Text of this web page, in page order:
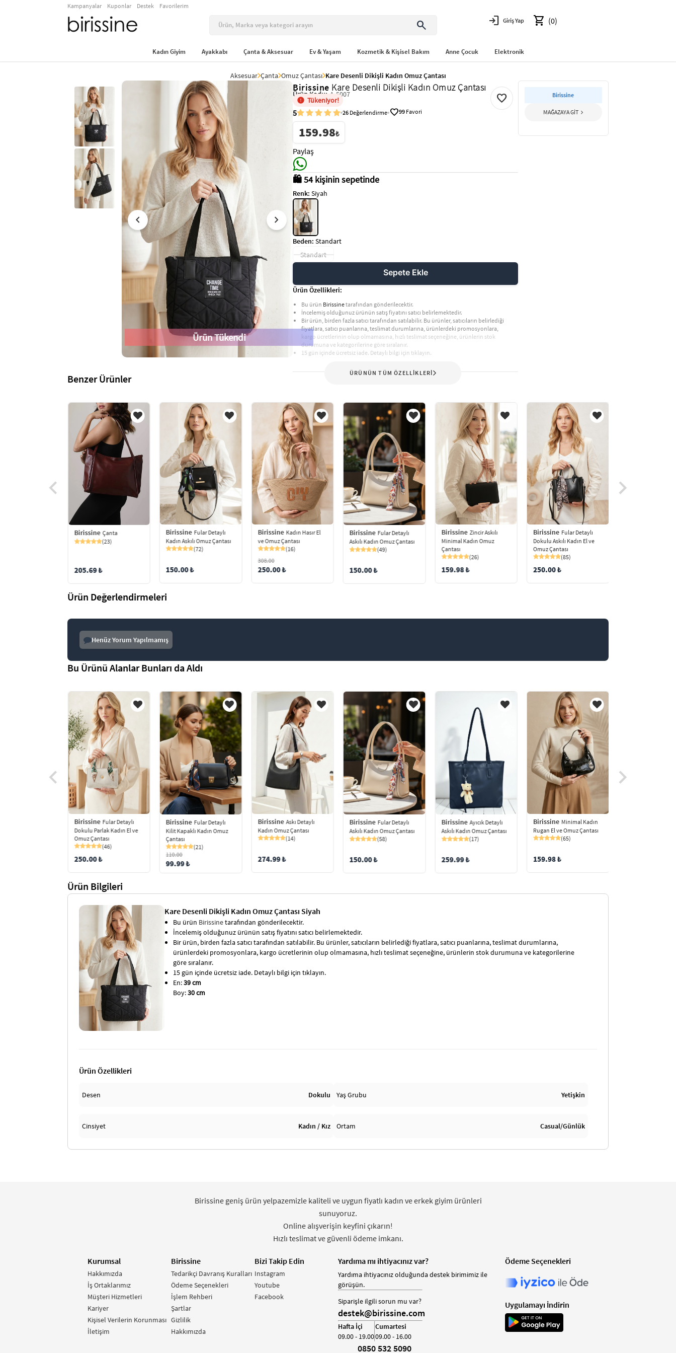
Kampanyalar Kuponlar Destek Favorilerim
search login Giriş Yap shopping_cart (0)
Kadın Giyim Ayakkabı Çanta & Aksesuar Ev & Yaşam Kozmetik & Kişisel Bakım Anne Çocuk Elektronik
Aksesuar Çanta Omuz Çantası Kare Desenli Dikişli Kadın Omuz Çantası
chevron_left chevron_right
Ürün Tükendi
Birissine Kare Desenli Dikişli Kadın Omuz Çantası
Ürün Kodu: A-5007
Tükeniyor!
5 26 Değerlendirme favorite99 Favori
159.98₺
favorite
Paylaş
🛍️ 54 kişinin sepetinde
Renk: Siyah
Beden: Standart
Standart
Sepete Ekle
Ürün Özellikleri:
Bu ürün Birissinetarafından gönderilecektir.
İncelemiş olduğunuz ürünün satış fiyatını satıcı belirlemektedir.
Bir ürün, birden fazla satıcı tarafından satılabilir. Bu ürünler, satıcıların belirlediği
fiyatlara, satıcı puanlarına, teslimat durumlarına, ürünlerdeki promosyonlara,
kargo ücretlerinin olup olmamasına, hızlı teslimat seçeneğine, ürünlerin stok
durumuna ve kategorilerine göre sıralanır.
15 gün içinde ücretsiz iade. Detaylı bilgi için tıklayın.
ÜRÜNÜN TÜM ÖZELLİKLERİ
Birissine
MAĞAZAYA GİT
Benzer Ürünler
Birissine Çanta
(23)
205.69 ₺
Birissine Fular Detaylı
Kadın Askılı Omuz Çantası
(72)
150.00 ₺
Birissine Kadın Hasır El
ve Omuz Çantası
(16)
308.00
250.00 ₺
Birissine Fular Detaylı
Askılı Kadın Omuz Çantası
(49)
150.00 ₺
Birissine Zincir Askılı
Minimal Kadın Omuz
Çantası
(26)
159.98 ₺
Birissine Fular Detaylı
Dokulu Askılı Kadın El ve
Omuz Çantası
(85)
250.00 ₺
Ürün Değerlendirmeleri
Henüz Yorum Yapılmamış
Bu Ürünü Alanlar Bunları da Aldı
Birissine Fular Detaylı
Dokulu Parlak Kadın El ve
Omuz Çantası
(46)
250.00 ₺
Birissine Fular Detaylı
Kilit Kapaklı Kadın Omuz
Çantası
(21)
110.00
99.99 ₺
Birissine Askı Detaylı
Kadın Omuz Çantası
(14)
274.99 ₺
Birissine Fular Detaylı
Askılı Kadın Omuz Çantası
(58)
150.00 ₺
Birissine Ayıcık Detaylı
Askılı Kadın Omuz Çantası
(17)
259.99 ₺
Birissine Minimal Kadın
Rugan El ve Omuz Çantası
(65)
159.98 ₺
Ürün Bilgileri
Kare Desenli Dikişli Kadın Omuz Çantası Siyah
Bu ürün Birissinetarafından gönderilecektir.
İncelemiş olduğunuz ürünün satış fiyatını satıcı belirlemektedir.
Bir ürün, birden fazla satıcı tarafından satılabilir. Bu ürünler, satıcıların belirlediği fiyatlara, satıcı puanlarına, teslimat durumlarına,
ürünlerdeki promosyonlara, kargo ücretlerinin olup olmamasına, hızlı teslimat seçeneğine, ürünlerin stok durumuna ve kategorilerine
göre sıralanır.
15 gün içinde ücretsiz iade. Detaylı bilgi için tıklayın.
En:39 cm
Boy:30 cm
Ürün Özellikleri
Desen Dokulu Yaş Grubu Yetişkin
Cinsiyet Kadın / Kız Ortam Casual/Günlük
Birissine geniş ürün yelpazemizle kaliteli ve uygun fiyatlı kadın ve erkek giyim ürünleri
sunuyoruz.
Online alışverişin keyfini çıkarın!
Hızlı teslimat ve güvenli ödeme imkanı.
Kurumsal
Hakkımızda
İş Ortaklarımız
Müşteri Hizmetleri
Kariyer
Kişisel Verilerin Korunması
İletişim
Birissine
Tedarikçi Davranış Kuralları
Ödeme Seçenekleri
İşlem Rehberi
Şartlar
Gizlilik
Hakkımızda
Bizi Takip Edin
Instagram
Youtube
Facebook
Yardıma mı ihtiyacınız var?
Yardıma ihtiyacınız olduğunda destek birimimiz ile
görüşün.
Siparişle ilgili sorun mu var?
destek@birissine.com
Hafta İçi
09.00 - 19.00
Cumartesi
09.00 - 16.00
0850 532 5090
Ödeme Seçenekleri
Uygulamayı İndirin